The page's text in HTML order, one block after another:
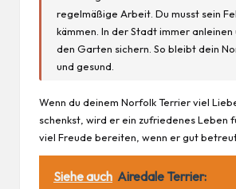
regelmäßigeArbeit. Du musst sein
kämmen. In der Stadt immer anleinen
den Garten sichern. So bleibt dein
und gesund.
Wenn du deinem Norfolk Terrier viel
schenkst, wird er ein zufriedenes Leben
viel Freude bereiten, wenn er gut
Siehe auch Airedale Terrier: